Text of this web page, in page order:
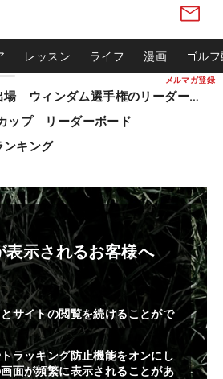
メルマガ登録
レッスン ライフ 漫画 ゴル
松山英樹ら出場 ウィンダム選手権のリーダーボード
ップ リーダーボード
ンキング
表示されるお客様へ
サイトの閲覧を続けることがで
ラッキング防止機能をオンにし
面が頻繁に表示されることがあ